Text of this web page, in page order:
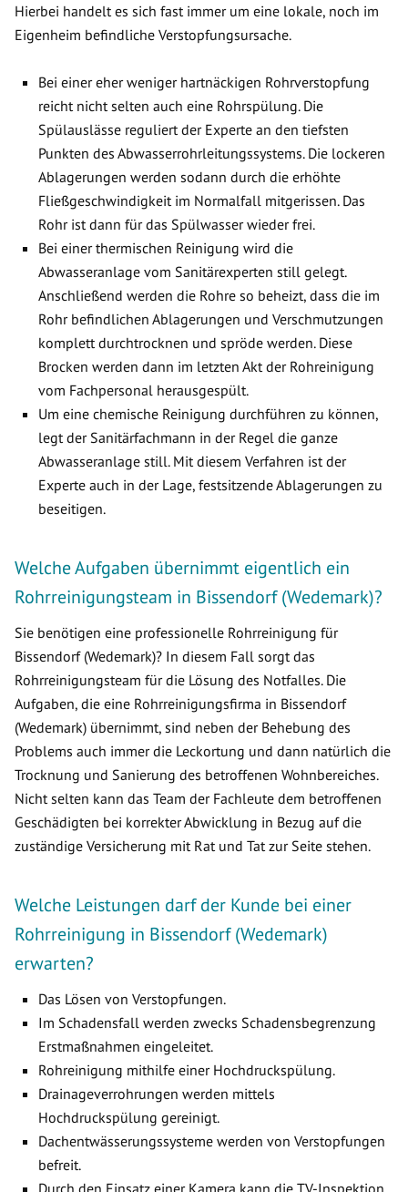
Hierbei handelt es sich fast immer um eine lokale, noch im
Eigenheim befindliche Verstopfungsursache.
Bei einer eher weniger hartnäckigen Rohrverstopfung
reicht nicht selten auch eine Rohrspülung. Die
Spülauslässe reguliert der Experte an den tiefsten
Punkten des Abwasserrohrleitungssystems. Die lockeren
Ablagerungen werden sodann durch die erhöhte
Fließgeschwindigkeit im Normalfall mitgerissen. Das
Rohr ist dann für das Spülwasser wieder frei.
Bei einer thermischen Reinigung wird die
Abwasseranlage vom Sanitärexperten still gelegt.
Anschließend werden die Rohre so beheizt, dass die im
Rohr befindlichen Ablagerungen und Verschmutzungen
komplett durchtrocknen und spröde werden. Diese
Brocken werden dann im letzten Akt der Rohreinigung
vom Fachpersonal herausgespült.
Um eine chemische Reinigung durchführen zu können,
legt der Sanitärfachmann in der Regel die ganze
Abwasseranlage still. Mit diesem Verfahren ist der
Experte auch in der Lage, festsitzende Ablagerungen zu
beseitigen.
Welche Aufgaben übernimmt eigentlich ein
Rohrreinigungsteam in Bissendorf (Wedemark)?
Sie benötigen eine professionelle Rohrreinigung für
Bissendorf (Wedemark)? In diesem Fall sorgt das
Rohrreinigungsteam für die Lösung des Notfalles. Die
Aufgaben, die eine Rohrreinigungsfirma in Bissendorf
(Wedemark) übernimmt, sind neben der Behebung des
Problems auch immer die Leckortung und dann natürlich die
Trocknung und Sanierung des betroffenen Wohnbereiches.
Nicht selten kann das Team der Fachleute dem betroffenen
Geschädigten bei korrekter Abwicklung in Bezug auf die
zuständige Versicherung mit Rat und Tat zur Seite stehen.
Welche Leistungen darf der Kunde bei einer
Rohrreinigung in Bissendorf (Wedemark)
erwarten?
Das Lösen von Verstopfungen.
Im Schadensfall werden zwecks Schadensbegrenzung
Erstmaßnahmen eingeleitet.
Rohreinigung mithilfe einer Hochdruckspülung.
Drainageverrohrungen werden mittels
Hochdruckspülung gereinigt.
Dachentwässerungssysteme werden von Verstopfungen
befreit.